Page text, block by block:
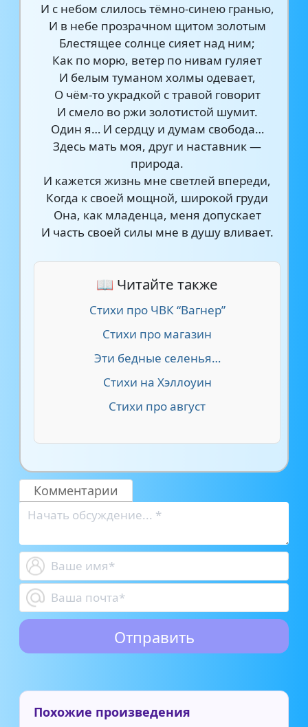
И с небом слилось тёмно-синею гранью,
И в небе прозрачном щитом золотым
Блестящее солнце сияет над ним;
Как по морю, ветер по нивам гуляет
И белым туманом холмы одевает,
О чём-то украдкой с травой говорит
И смело во ржи золотистой шумит.
Один я… И сердцу и думам свобода…
Здесь мать моя, друг и наставник —
природа.
И кажется жизнь мне светлей впереди,
Когда к своей мощной, широкой груди
Она, как младенца, меня допускает
И часть своей силы мне в душу вливает.
📖 Читайте также
Стихи про ЧВК “Вагнер”
Стихи про магазин
Эти бедные селенья…
Стихи на Хэллоуин
Стихи про август
Комментарии
Похожие произведения